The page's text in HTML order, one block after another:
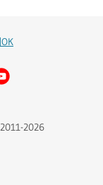
2026